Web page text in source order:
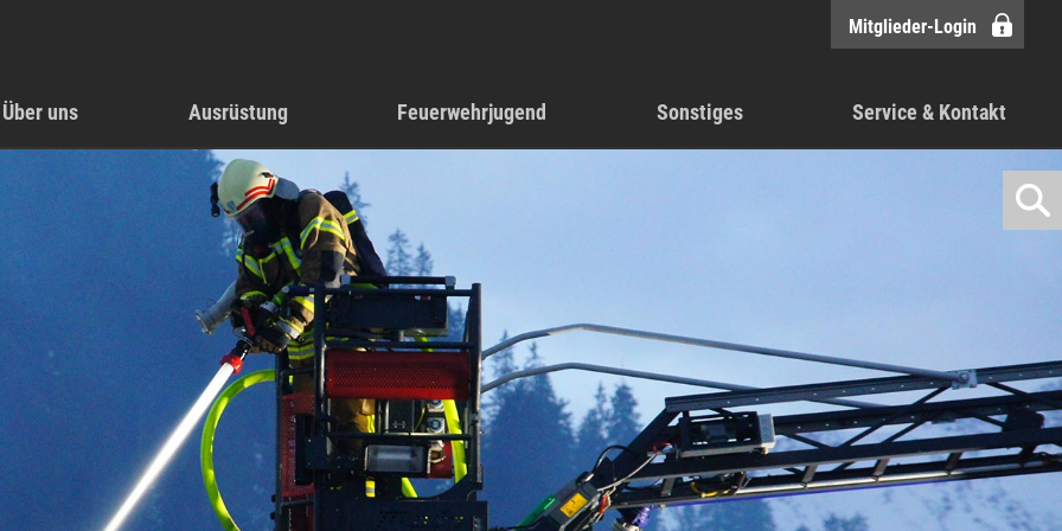
Über uns Ausrüstung Feuerwehrjugend Sonstiges Service & Kontakt
Mitglieder-Login